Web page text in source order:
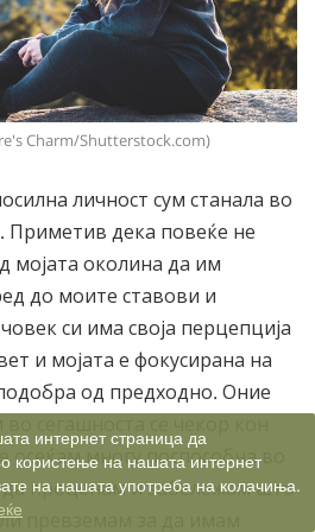
Charm/Shutterstock.com)
личност сум станала во
Приметив дека повеќе не
мојата околина да им
до моите ставови и
си има своја перцепција
и мојата е фокусирана на
од предходно. Оние
осеќам многу поспособна во
проценам и забележам што
превземам за да имам
интернет страница да
користење на нашата интернет
на нашата употреба на колачиња.